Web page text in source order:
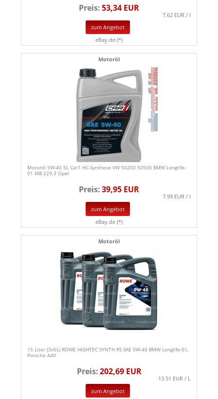
Preis:53,34 EUR
7.62 EUR / l
zum Angebot
eBay.de (*)
Motoröl
Motoröl 5W-40 5L Car1 HC-Synthese VW 50200 50500 BMW Longlife-
01 MB 229.3 Opel
Preis:39,95 EUR
7.99 EUR / l
zum Angebot
eBay.de (*)
Motoröl
15 Liter (3x5L) ROWE HIGHTEC SYNTH RS SAE 0W-40 BMW Longlife-01,
Porsche A40
Preis:202,69 EUR
13.51 EUR / L
zum Angebot